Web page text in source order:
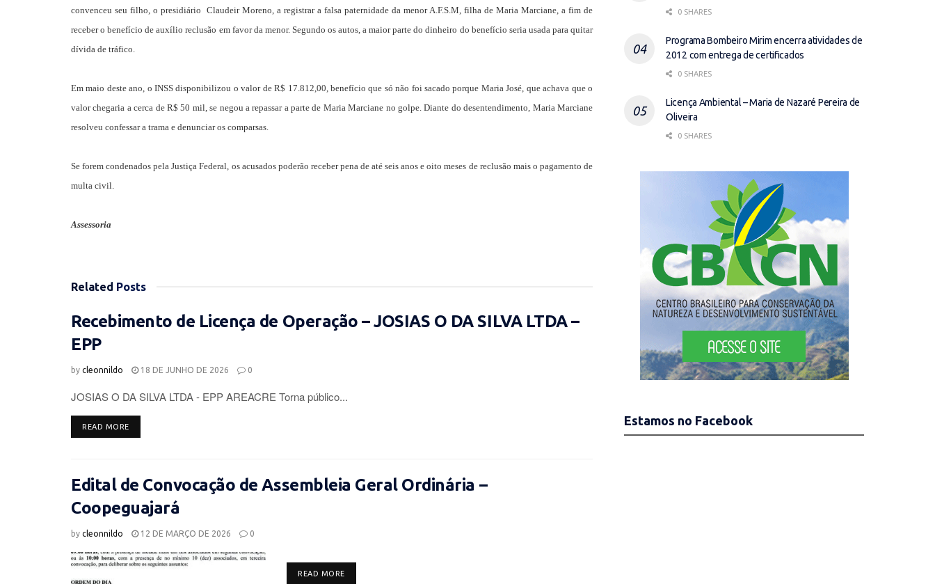
convenceu seu filho, o presidiário Claudeir Moreno, a registrar a falsa paternidade da menor A.F.S.M, filha de Maria Marciane, a fim de
receber o benefício de auxílio reclusão em favor da menor. Segundo os autos, a maior parte do dinheiro do benefício seria usada para quitar
dívida de tráfico.
Em maio deste ano, o INSS disponibilizou o valor de R$ 17.812,00, benefício que só não foi sacado porque Maria José, que achava que o
valor chegaria a cerca de R$ 50 mil, se negou a repassar a parte de Maria Marciane no golpe. Diante do desentendimento, Maria Marciane
resolveu confessar a trama e denunciar os comparsas.
Se forem condenados pela Justiça Federal, os acusados poderão receber pena de até seis anos e oito meses de reclusão mais o pagamento de
multa civil.
Assessoria
Related Posts
Recebimento de Licença de Operação – JOSIAS O DA SILVA LTDA –
EPP
by cleonnildo 18 DE JUNHO DE 2026 0
JOSIAS O DA SILVA LTDA - EPP AREACRE Torna público...
READ MOREDETAILS
Edital de Convocação de Assembleia Geral Ordinária –
Coopeguajará
by cleonnildo 12 DE MARÇO DE 2026 0
READ MOREDETAILS
0 SHARES
Programa Bombeiro Mirim encerra atividades de
2012 com entrega de certificados
0 SHARES
Licença Ambiental – Maria de Nazaré Pereira de
Oliveira
0 SHARES
Estamos no Facebook